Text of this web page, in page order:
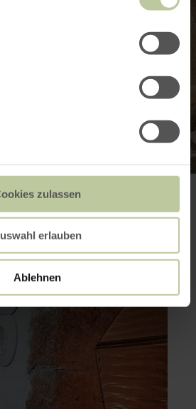
zulassen
erlauben
Ablehnen